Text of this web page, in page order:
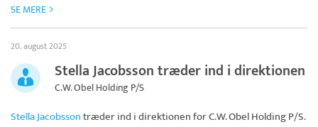
SE MERE
20. august 2025
Stella Jacobsson træder ind i direktionen
C.W. Obel Holding P/S
Stella Jacobssontræder ind i direktionen forC.W. Obel Holding P/S.